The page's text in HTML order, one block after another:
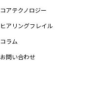
コアテクノロジー
ヒアリングフレイル
コラム
お問い合わせ